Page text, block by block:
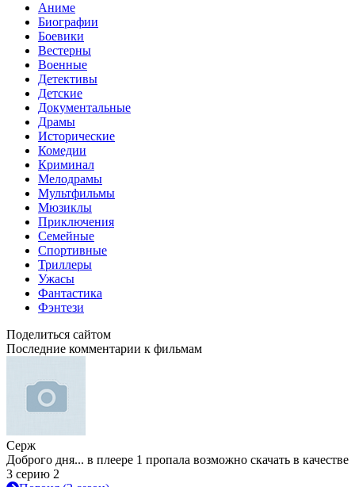
Аниме
Биографии
Боевики
Вестерны
Военные
Детективы
Детские
Документальные
Драмы
Исторические
Комедии
Криминал
Мелодрамы
Мультфильмы
Мюзиклы
Приключения
Семейные
Спортивные
Триллеры
Ужасы
Фантастика
Фэнтези
Поделиться сайтом
Последние комментарии к фильмам
Серж
Доброго дня... в плеере 1 пропала возможно скачать в качестве
3 серию 2